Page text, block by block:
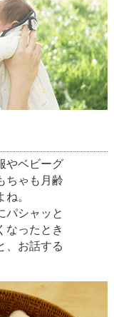
やベビーグ
ちゃも月齢
。
パシャッと
なったとき
、お話する